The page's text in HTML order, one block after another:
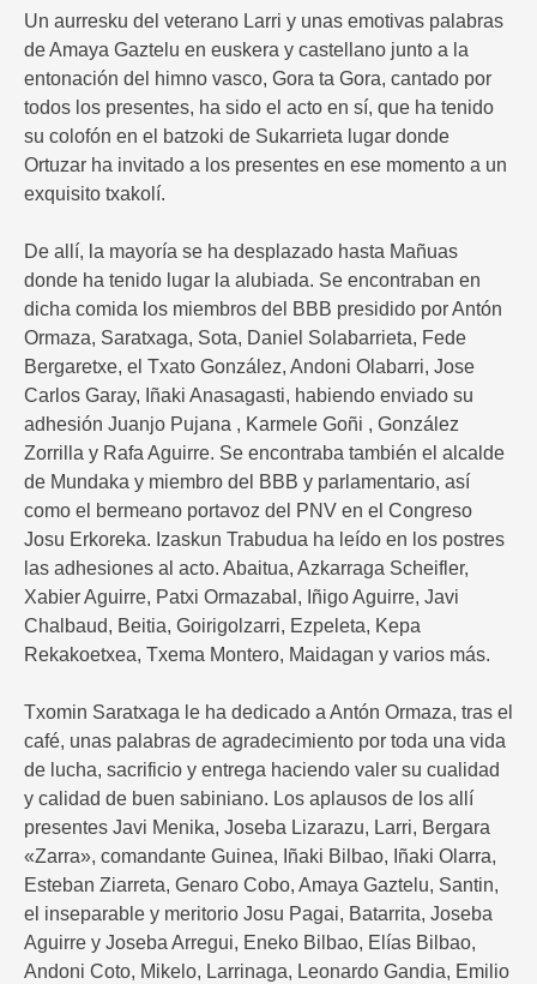
Un aurresku del veterano Larri y unas emotivas palabras
de Amaya Gaztelu en euskera y castellano junto a la
entonación del himno vasco, Gora ta Gora, cantado por
todos los presentes, ha sido el acto en sí, que ha tenido
su colofón en el batzoki de Sukarrieta lugar donde
Ortuzar ha invitado a los presentes en ese momento a un
exquisito txakolí.
De allí, la mayoría se ha desplazado hasta Mañuas
donde ha tenido lugar la alubiada. Se encontraban en
dicha comida los miembros del BBB presidido por Antón
Ormaza, Saratxaga, Sota, Daniel Solabarrieta, Fede
Bergaretxe, el Txato González, Andoni Olabarri, Jose
Carlos Garay, Iñaki Anasagasti, habiendo enviado su
adhesión Juanjo Pujana , Karmele Goñi , González
Zorrilla y Rafa Aguirre. Se encontraba también el alcalde
de Mundaka y miembro del BBB y parlamentario, así
como el bermeano portavoz del PNV en el Congreso
Josu Erkoreka. Izaskun Trabudua ha leído en los postres
las adhesiones al acto. Abaitua, Azkarraga Scheifler,
Xabier Aguirre, Patxi Ormazabal, Iñigo Aguirre, Javi
Chalbaud, Beitia, Goirigolzarri, Ezpeleta, Kepa
Rekakoetxea, Txema Montero, Maidagan y varios más.
Txomin Saratxaga le ha dedicado a Antón Ormaza, tras el
café, unas palabras de agradecimiento por toda una vida
de lucha, sacrificio y entrega haciendo valer su cualidad
y calidad de buen sabiniano. Los aplausos de los allí
presentes Javi Menika, Joseba Lizarazu, Larri, Bergara
«Zarra», comandante Guinea, Iñaki Bilbao, Iñaki Olarra,
Esteban Ziarreta, Genaro Cobo, Amaya Gaztelu, Santin,
el inseparable y meritorio Josu Pagai, Batarrita, Joseba
Aguirre y Joseba Arregui, Eneko Bilbao, Elías Bilbao,
Andoni Coto, Mikelo, Larrinaga, Leonardo Gandia, Emilio